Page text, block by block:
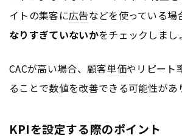
イトの集客に広告などを使っている場
なりすぎていないかをチェックしまし
CACが高い場合、顧客単価やリピート
ることで数値を改善できる可能性があ
KPIを設定する際のポイント